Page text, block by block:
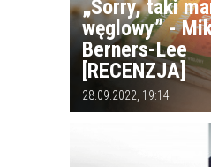
„Sorry, taki
węglowy” -
Berners-Lee
[RECENZJA]
28.09.2022, 19:14